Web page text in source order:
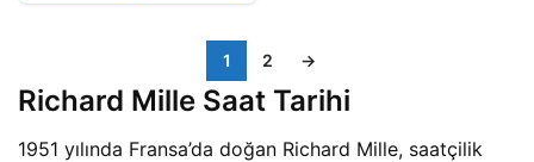
1 2 →
Richard Mille Saat Tarihi
1951 yılında Fransa’da doğan Richard Mille, saatçilik